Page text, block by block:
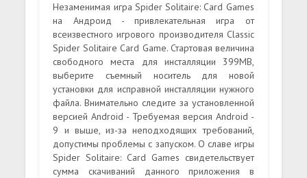
Незаменимая игра Spider Solitaire: Card Games
на Андроид - привлекательная игра от
всеизвестного игрового производителя Classic
Spider Solitaire Card Game. Стартовая величина
свободного места для инсталляции 399MB,
выберите съемный носитель для новой
установки для исправной инсталляции нужного
файла. Внимательно следите за установленной
версией Android - Требуемая версия Android -
9 и выше, из-за неподходящих требований,
допустимы проблемы с запуском. О славе игры
Spider Solitaire: Card Games свидетельствует
сумма скачиваний данного приложения в